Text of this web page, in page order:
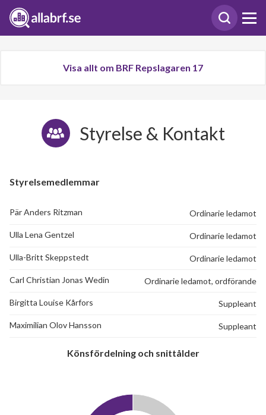
Visa allt om BRF Repslagaren 17
Styrelse & Kontakt
Styrelsemedlemmar
Pär Anders Ritzman Ordinarie ledamot
Ulla Lena Gentzel Ordinarie ledamot
Ulla-Britt Skeppstedt Ordinarie ledamot
Carl Christian Jonas Wedin Ordinarie ledamot, ordförande
Birgitta Louise Kårfors Suppleant
Maximilian Olov Hansson Suppleant
Könsfördelning och snittålder